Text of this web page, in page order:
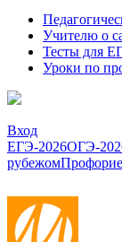
Учителю о
Тесты для
Уроки по
Вход
ЕГЭ-2026ОГЭ-
рубежом